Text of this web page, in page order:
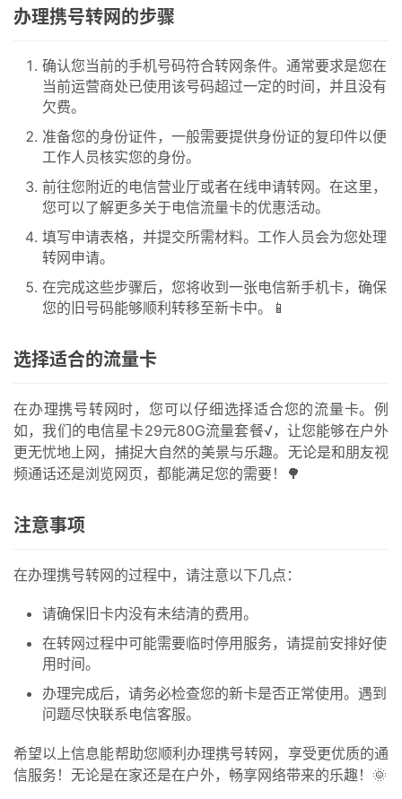
页
卡
防
诈
业
量
荐
登录
投稿
办理携号转网的步骤
确认您当前的手机号码符合转网条件。通常要求是您在
当前运营商处已使用该号码超过一定的时间，并且没有
欠费。
准备您的身份证件，一般需要提供身份证的复印件以便
工作人员核实您的身份。
前往您附近的电信营业厅或者在线申请转网。在这里，
您可以了解更多关于电信流量卡的优惠活动。
填写申请表格，并提交所需材料。工作人员会为您处理
转网申请。
在完成这些步骤后，您将收到一张电信新手机卡，确保
您的旧号码能够顺利转移至新卡中。📱
选择适合的流量卡
在办理携号转网时，您可以仔细选择适合您的流量卡。例
如，我们的电信星卡29元80G流量套餐√，让您能够在户外
更无忧地上网，捕捉大自然的美景与乐趣。无论是和朋友视
频通话还是浏览网页，都能满足您的需要！🌳
注意事项
在办理携号转网的过程中，请注意以下几点：
请确保旧卡内没有未结清的费用。
在转网过程中可能需要临时停用服务，请提前安排好使
用时间。
办理完成后，请务必检查您的新卡是否正常使用。遇到
问题尽快联系电信客服。
希望以上信息能帮助您顺利办理携号转网，享受更优质的通
信服务！无论是在家还是在户外，畅享网络带来的乐趣！🌞